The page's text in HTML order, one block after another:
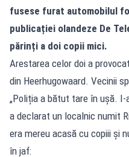
fusese furat automobilul
publicației olandeze De
părinți a doi copii mici.
Arestarea celor doi a
din Heerhugowaard. Vecinii
„Poliția a bătut tare în ușă.
a declarat un localnic numit
era mereu acasă cu copiii și
în jaf: